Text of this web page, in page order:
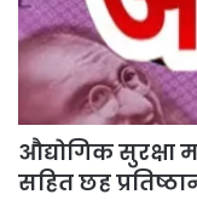
औद्योगिक
सहित छह